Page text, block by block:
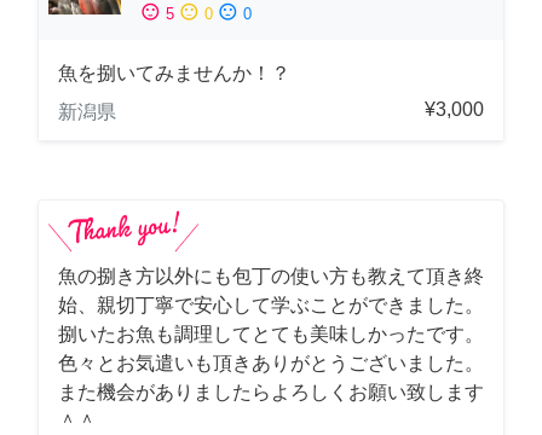
sentiment_satisfied 5 sentiment_neutral 0 sentiment_dissatisfied 0
魚を捌いてみませんか！？
新潟県
¥3,000
魚の捌き方以外にも包丁の使い方も教えて頂き終
始、親切丁寧で安心して学ぶことができました。
捌いたお魚も調理してとても美味しかったです。
色々とお気遣いも頂きありがとうございました。
また機会がありましたらよろしくお願い致します
＾＾